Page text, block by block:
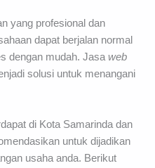
yang profesional dan
dapat berjalan normal
dengan mudah. Jasaweb
solusi untuk menangani
di Kota Samarinda dan
untuk dijadikan
usaha anda. Berikut